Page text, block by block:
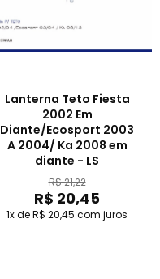
Lanterna Teto Fiesta
2002 Em
Diante/Ecosport 2003
A 2004/ Ka 2008 em
diante - LS
R$ 21,22
R$ 20,45
1x de R$ 20,45 com juros